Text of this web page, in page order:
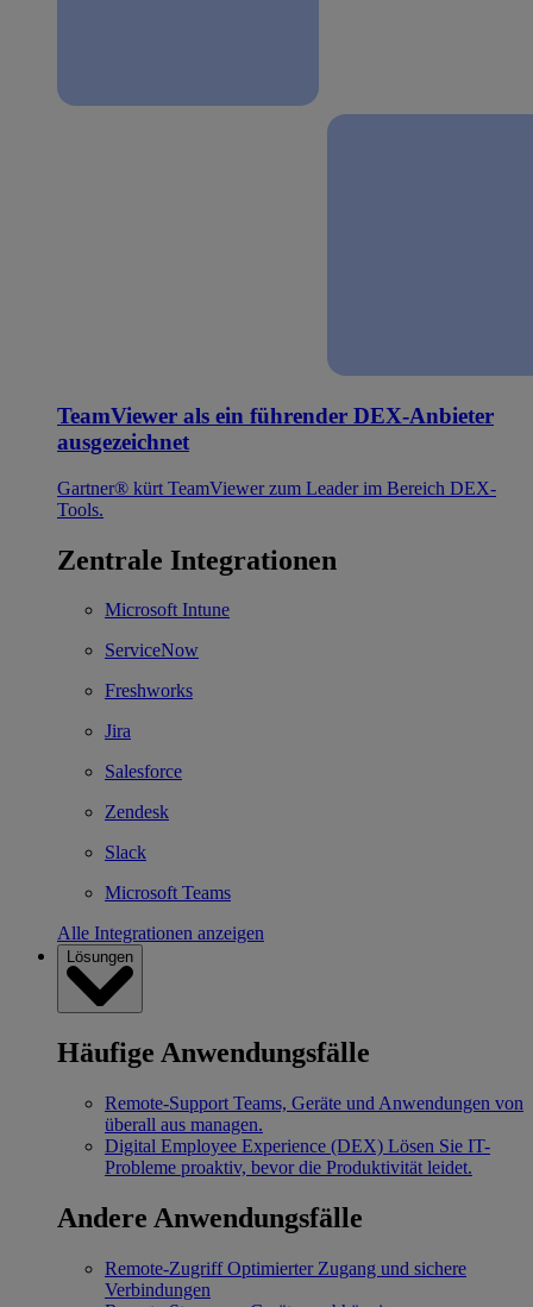
TeamViewer als ein führender DEX-Anbieter
ausgezeichnet
Gartner® kürt TeamViewer zum Leader im Bereich DEX-
Tools.
Zentrale Integrationen
Microsoft Intune
ServiceNow
Freshworks
Jira
Salesforce
Zendesk
Slack
Microsoft Teams
Alle Integrationen anzeigen
Lösungen
Häufige Anwendungsfälle
Remote-Support Teams, Geräte und Anwendungen von
überall aus managen.
Digital Employee Experience (DEX) Lösen Sie IT-
Probleme proaktiv, bevor die Produktivität leidet.
Andere Anwendungsfälle
Remote-Zugriff Optimierter Zugang und sichere
Verbindungen